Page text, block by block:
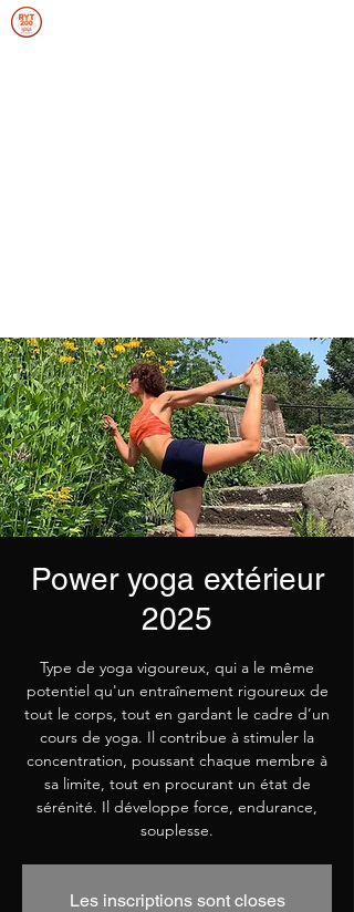
Power yoga extérieur
2025
Type de yoga vigoureux, qui a le même
potentiel qu'un entraînement rigoureux de
tout le corps, tout en gardant le cadre d’un
cours de yoga. Il contribue à stimuler la
concentration, poussant chaque membre à
sa limite, tout en procurant un état de
sérénité. Il développe force, endurance,
souplesse.
Les inscriptions sont closes